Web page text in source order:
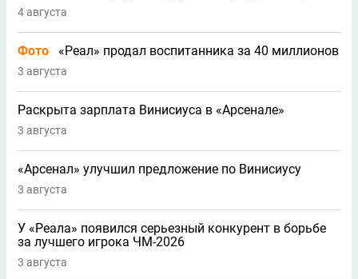
4 августа
Фото «Реал» продал воспитанника за 40 миллионов
3 августа
Раскрыта зарплата Винисиуса в «Арсенале»
3 августа
«Арсенал» улучшил предложение по Винисиусу
3 августа
У «Реала» появился серьезный конкурент в борьбе
за лучшего игрока ЧМ-2026
3 августа